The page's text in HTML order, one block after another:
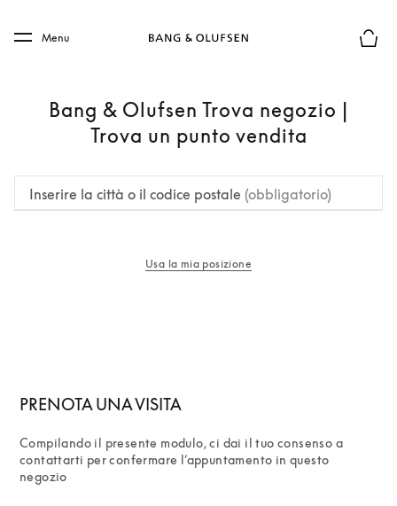
Skip to main footer
Menu
Bang & Olufsen Trova negozio |
Trova un punto vendita
Inserire la città o il codice postale (obbligatorio)
Usa la mia posizione
PRENOTA UNA VISITA
Compilando il presente modulo, ci dai il tuo consenso a
contattarti per confermare l’appuntamento in questo
negozio